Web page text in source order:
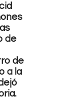
de
de
a la